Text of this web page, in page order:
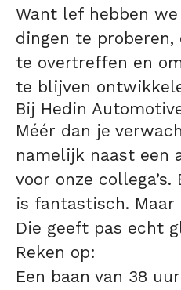
Want lef hebben
dingen te
te overtreffen en
te blijven
Bij Hedin
Méér dan je
namelijk naast een
voor onze
is fantastisch. Maar
Die geeft pas echt
Reken op:
Een baan van 38